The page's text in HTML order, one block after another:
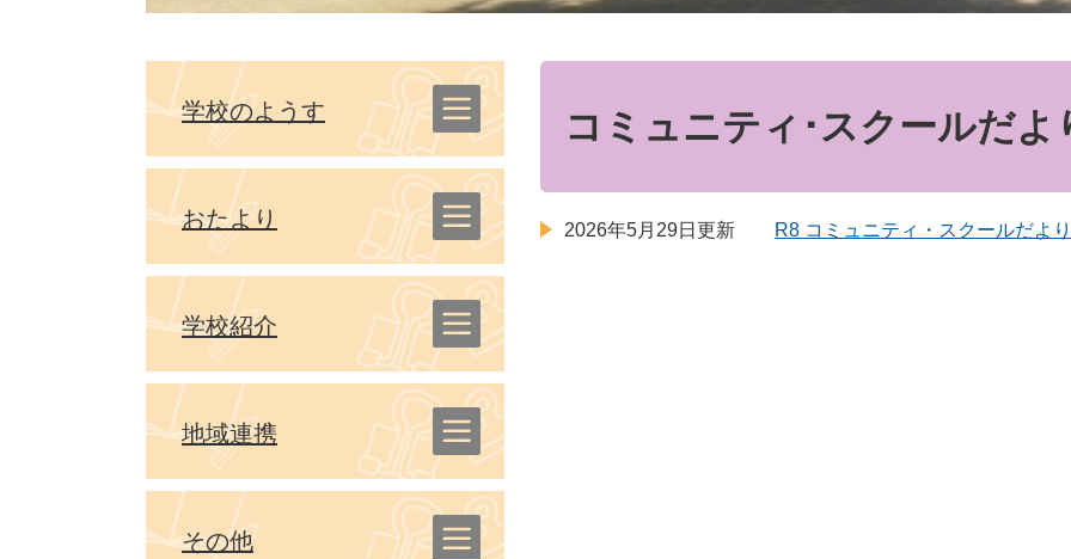
コミュニティ･スクールだよ
2026年5月29日更新 R8 コミュニティ・スクールだより
学校のようす
おたより
学校紹介
地域連携
その他